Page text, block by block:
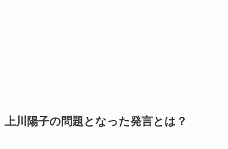
上川陽子の問題となった発言とは？